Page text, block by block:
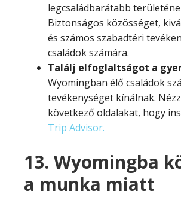
legcsaládbarátabb
Biztonságos közösséget,
és számos szabadtéri
családok számára.
Találj elfoglaltságot a
Wyomingban élő családok
tevékenységet kínálnak.
következő oldalakat, hogy
Trip Advisor.
13. Wyomingba
a munka miatt